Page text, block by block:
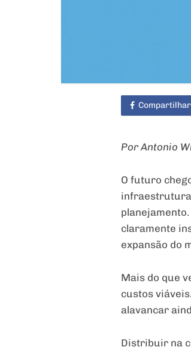
Compartilhar
Por Antonio
O futuro
infraestrutura
claramente
expansão do
Mais do que
custos
alavancar
Distribuir na